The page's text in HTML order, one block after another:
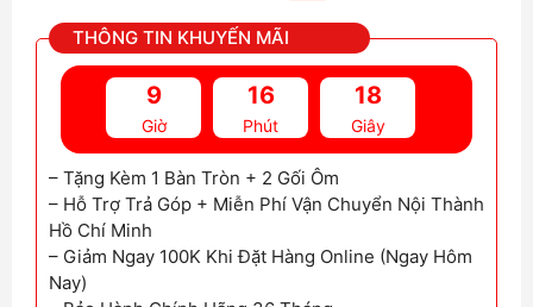
là:
6,900,000₫.
tại
là:
5,500,000₫.
THÔNG TIN KHUYẾN MÃI
9
Giờ
16
Phút
17
Giây
– Tặng Kèm 1 Bàn Tròn + 2 Gối Ôm
– Hỗ Trợ Trả Góp + Miễn Phí Vận Chuyển Nội Thành
Hồ Chí Minh
– Giảm Ngay 100K Khi Đặt Hàng Online (Ngay Hôm
Nay)